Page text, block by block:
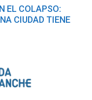
EL COLAPSO:
CIUDAD TIENE